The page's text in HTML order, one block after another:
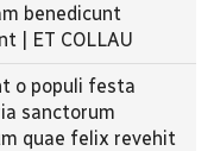
benedicunt
| ET COLLAU
o populi festa
sanctorum
quae felix revehit